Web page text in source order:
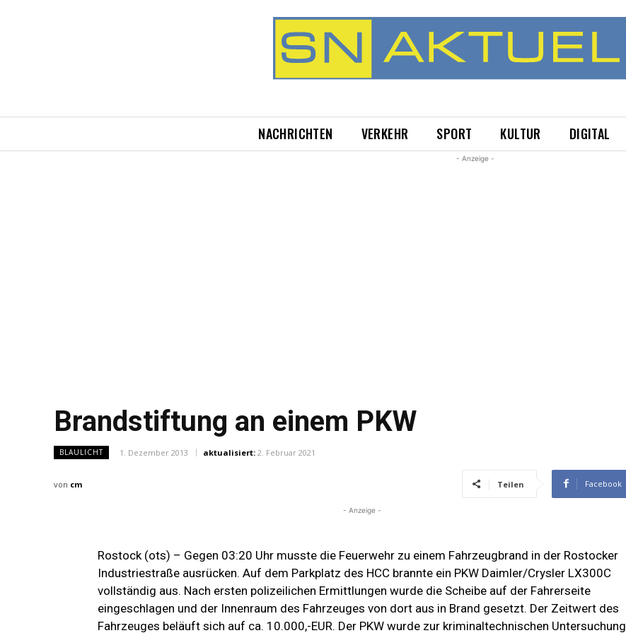
NACHRICHTEN VERKEHR SPORT KULTUR DIGITAL
- Anzeige -
Brandstiftung an einem PKW
BLAULICHT 1. Dezember 2013 aktualisiert: 2. Februar 2021
von cm Teilen Facebook
- Anzeige -
Rostock (ots) – Gegen 03:20 Uhr musste die Feuerwehr zu einem Fahrzeugbrand in der Rostocker
Industriestraße ausrücken. Auf dem Parkplatz des HCC brannte ein PKW Daimler/Crysler LX300C
vollständig aus. Nach ersten polizeilichen Ermittlungen wurde die Scheibe auf der Fahrerseite
eingeschlagen und der Innenraum des Fahrzeuges von dort aus in Brand gesetzt. Der Zeitwert des
Fahrzeuges beläuft sich auf ca. 10.000,-EUR. Der PKW wurde zur kriminaltechnischen Untersuchung